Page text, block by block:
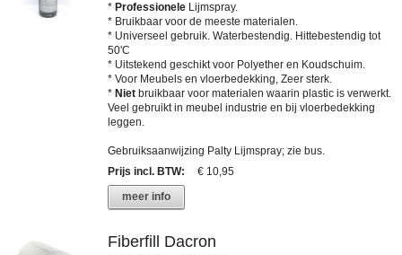
* Professionele Lijmspray.
* Bruikbaar voor de meeste materialen.
* Universeel gebruik. Waterbestendig. Hittebestendig tot
50'C
* Uitstekend geschikt voor Polyether en Koudschuim.
* Voor Meubels en vloerbedekking, Zeer sterk.
* Niet bruikbaar voor materialen waarin plastic is verwerkt.
Veel gebruikt in meubel industrie en bij vloerbedekking
leggen.
Gebruiksaanwijzing Palty Lijmspray; zie bus.
Prijs incl. BTW:
€ 10,95
meer info
Fiberfill Dacron